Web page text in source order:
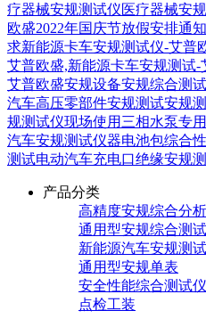
疗器械安规测试仪医疗器械安
欧盛2022年国庆节放假安排通
求新能源卡车安规测试仪-艾普
艾普欧盛,新能源卡车安规测试
艾普欧盛安规设备安规综合测
汽车高压零部件安规测试安规
规测试仪现场使用 三相水泵专
汽车安规测试仪器电池包综合
测试电动汽车充电口绝缘安规
产品分类
高精度安规综合分
通用型安规综合测
新能源汽车安规测
通用型安规单表
安全性能综合测试仪
点检工装